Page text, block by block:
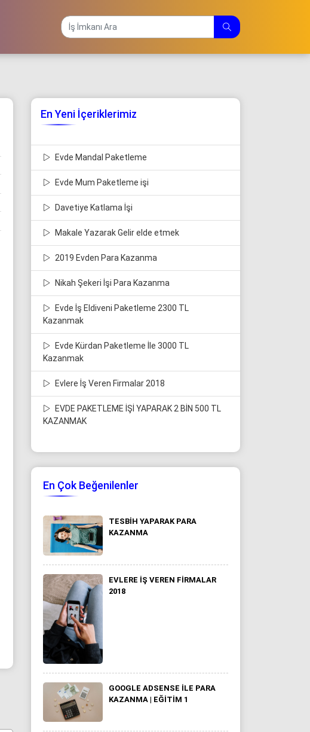
En Yeni İçeriklerimiz
Evde Mandal Paketleme
Evde Mum Paketleme işi
Davetiye Katlama İşi
Makale Yazarak Gelir elde etmek
2019 Evden Para Kazanma
Nikah Şekeri İşi Para Kazanma
Evde İş Eldiveni Paketleme 2300 TL
Kazanmak
Evde Kürdan Paketleme İle 3000 TL
Kazanmak
Evlere İş Veren Firmalar 2018
EVDE PAKETLEME İŞİ YAPARAK 2 BİN 500 TL
KAZANMAK
En Çok Beğenilenler
TESBIH YAPARAK PARA
KAZANMA
EVLERE İŞ VEREN FIRMALAR
2018
GOOGLE ADSENSE İLE PARA
KAZANMA | EĞITIM 1